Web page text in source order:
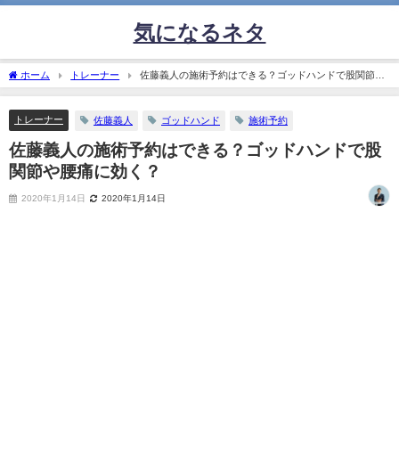
気になるネタ
ホーム トレーナー
佐藤義人の施術予約はできる？ゴッドハンドで股関節や
腰痛に効く？
トレーナー 佐藤義人 ゴッドハンド 施術予約
佐藤義人の施術予約はできる？ゴッドハンドで股
関節や腰痛に効く？
2020年1月14日 2020年1月14日